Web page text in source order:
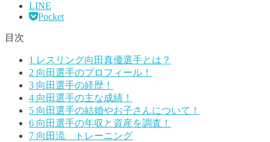
LINE
Pocket
目次
1 レスリング向田真優選手とは？
2 向田選手のプロフィール！
3 向田選手の経歴！
4 向田選手の主な成績！
5 向田選手の結婚やお子さんについて！
6 向田選手の年収と資産を調査！
7 向田流 トレーニング